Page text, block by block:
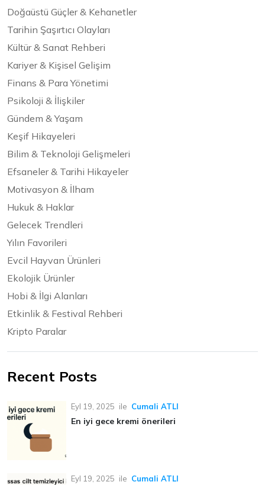
Doğaüstü Güçler & Kehanetler
Tarihin Şaşırtıcı Olayları
Kültür & Sanat Rehberi
Kariyer & Kişisel Gelişim
Finans & Para Yönetimi
Psikoloji & İlişkiler
Gündem & Yaşam
Keşif Hikayeleri
Bilim & Teknoloji Gelişmeleri
Efsaneler & Tarihi Hikayeler
Motivasyon & İlham
Hukuk & Haklar
Gelecek Trendleri
Yılın Favorileri
Evcil Hayvan Ürünleri
Ekolojik Ürünler
Hobi & İlgi Alanları
Etkinlik & Festival Rehberi
Kripto Paralar
Recent Posts
Eyl 19, 2025 ile Cumali ATLI
En iyi gece kremi önerileri
Eyl 19, 2025 ile Cumali ATLI